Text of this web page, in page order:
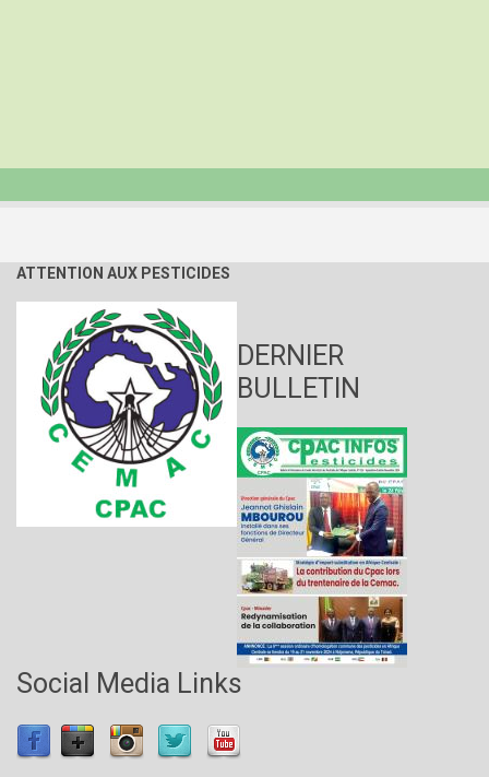
ATTENTION AUX PESTICIDES
DERNIER
BULLETIN
Social Media Links